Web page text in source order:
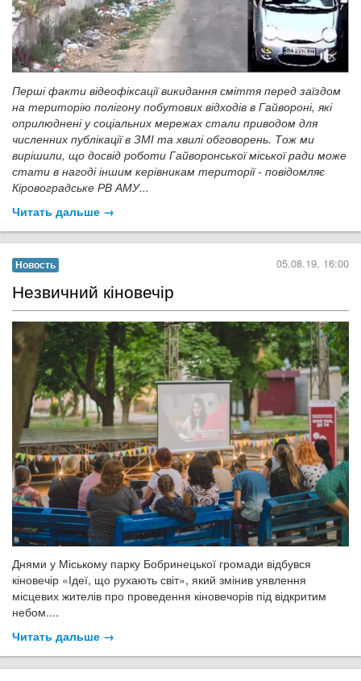
Перші факти відеофіксації викидання сміття перед заїздом
на територію полігону побутових відходів в Гайвороні, які
оприлюднені у соціальних мережах стали приводом для
численних публікації в ЗМІ та хвилі обговорень. Тож ми
вирішили, що досвід роботи Гайворонської міської ради може
стати в нагоді іншим керівникам території - повідомляє
Кіровоградське РВ АМУ...
Читать дальше →
Новость 05.08.19, 16:00
Незвичний кіновечір
Днями у Міському парку Бобринецької громади відбувся
кіновечір «Ідеї, що рухають світ», який змінив уявлення
місцевих жителів про проведення кіновечорів під відкритим
небом....
Читать дальше →